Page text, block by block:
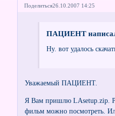
Поделиться26.10.2007 14:25
ПАЦИЕНТ
Ну. вот удалось
Уважаемый ПАЦИЕНТ.
Я Вам пришлю LAsetup.zip.
фильм можно посмотреть.